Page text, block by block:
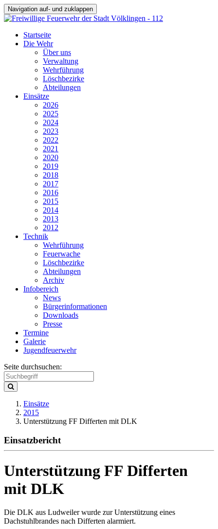
Navigation auf- und zuklappen
Startseite
Die Wehr
Über uns
Verwaltung
Wehrführung
Löschbezirke
Abteilungen
Einsätze
2026
2025
2024
2023
2022
2021
2020
2019
2018
2017
2016
2015
2014
2013
2012
Technik
Wehrführung
Feuerwache
Löschbezirke
Abteilungen
Archiv
Infobereich
News
Bürgerinformationen
Downloads
Presse
Termine
Galerie
Jugendfeuerwehr
Seite durchsuchen:
Einsätze
2015
Unterstützung FF Differten mit DLK
Einsatzbericht
Unterstützung FF Differten
mit DLK
Die DLK aus Ludweiler wurde zur Unterstützung eines
Dachstuhlbrandes nach Differten alarmiert.